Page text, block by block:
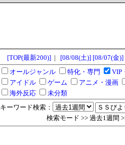
[TOP(最新200)]| [08/08(土)] [08/07(金)]
オールジャンル
特化・専門 VIP
アイドル
ゲーム アニメ・漫画
海外反応
未分類
キーワード検索：
検索モード >> 過去1週間